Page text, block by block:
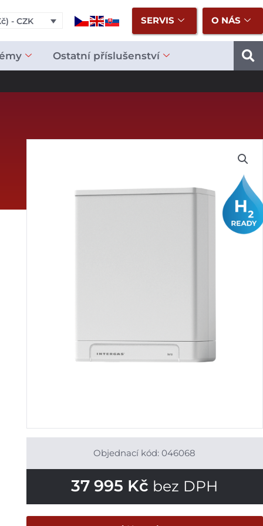
- CZK SERVIS O NÁS
Ostatní příslušenství
Objednací kód: 046068
37 995 Kč bez DPH